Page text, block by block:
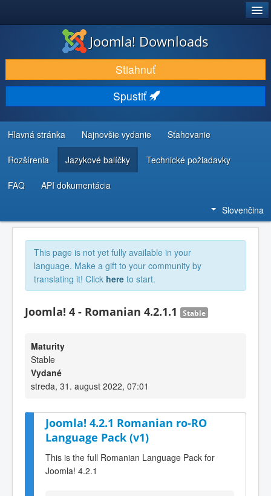
STIAHNUŤ & ROZŠÍRIŤ
OBJAVUJTE & UČTE SA
KOMUNITA & PODPORA
ZDROJE INFORMÁCIÍ PRE VÝVOJÁROV
Joomla! Downloads
Stiahnuť
Spustiť
Hlavná stránka Najnovšie vydanie Sťahovanie
Rozšírenia Jazykové balíčky Technické požiadavky
FAQ API dokumentácia
Slovenčina
This page is not yet fully available in your
language. Make a gift to your community by
translating it! Click here to start.
Joomla! 4 - Romanian 4.2.1.1 Stable
Maturity
Stable
Vydané
streda, 31. august 2022, 07:01
Joomla! 4.2.1 Romanian ro-RO
Language Pack (v1)
This is the full Romanian Language Pack for
Joomla! 4.2.1